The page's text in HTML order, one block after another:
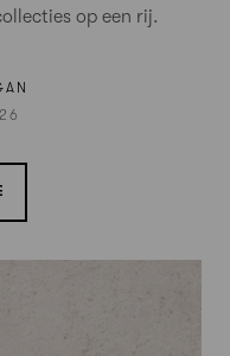
op een rij.